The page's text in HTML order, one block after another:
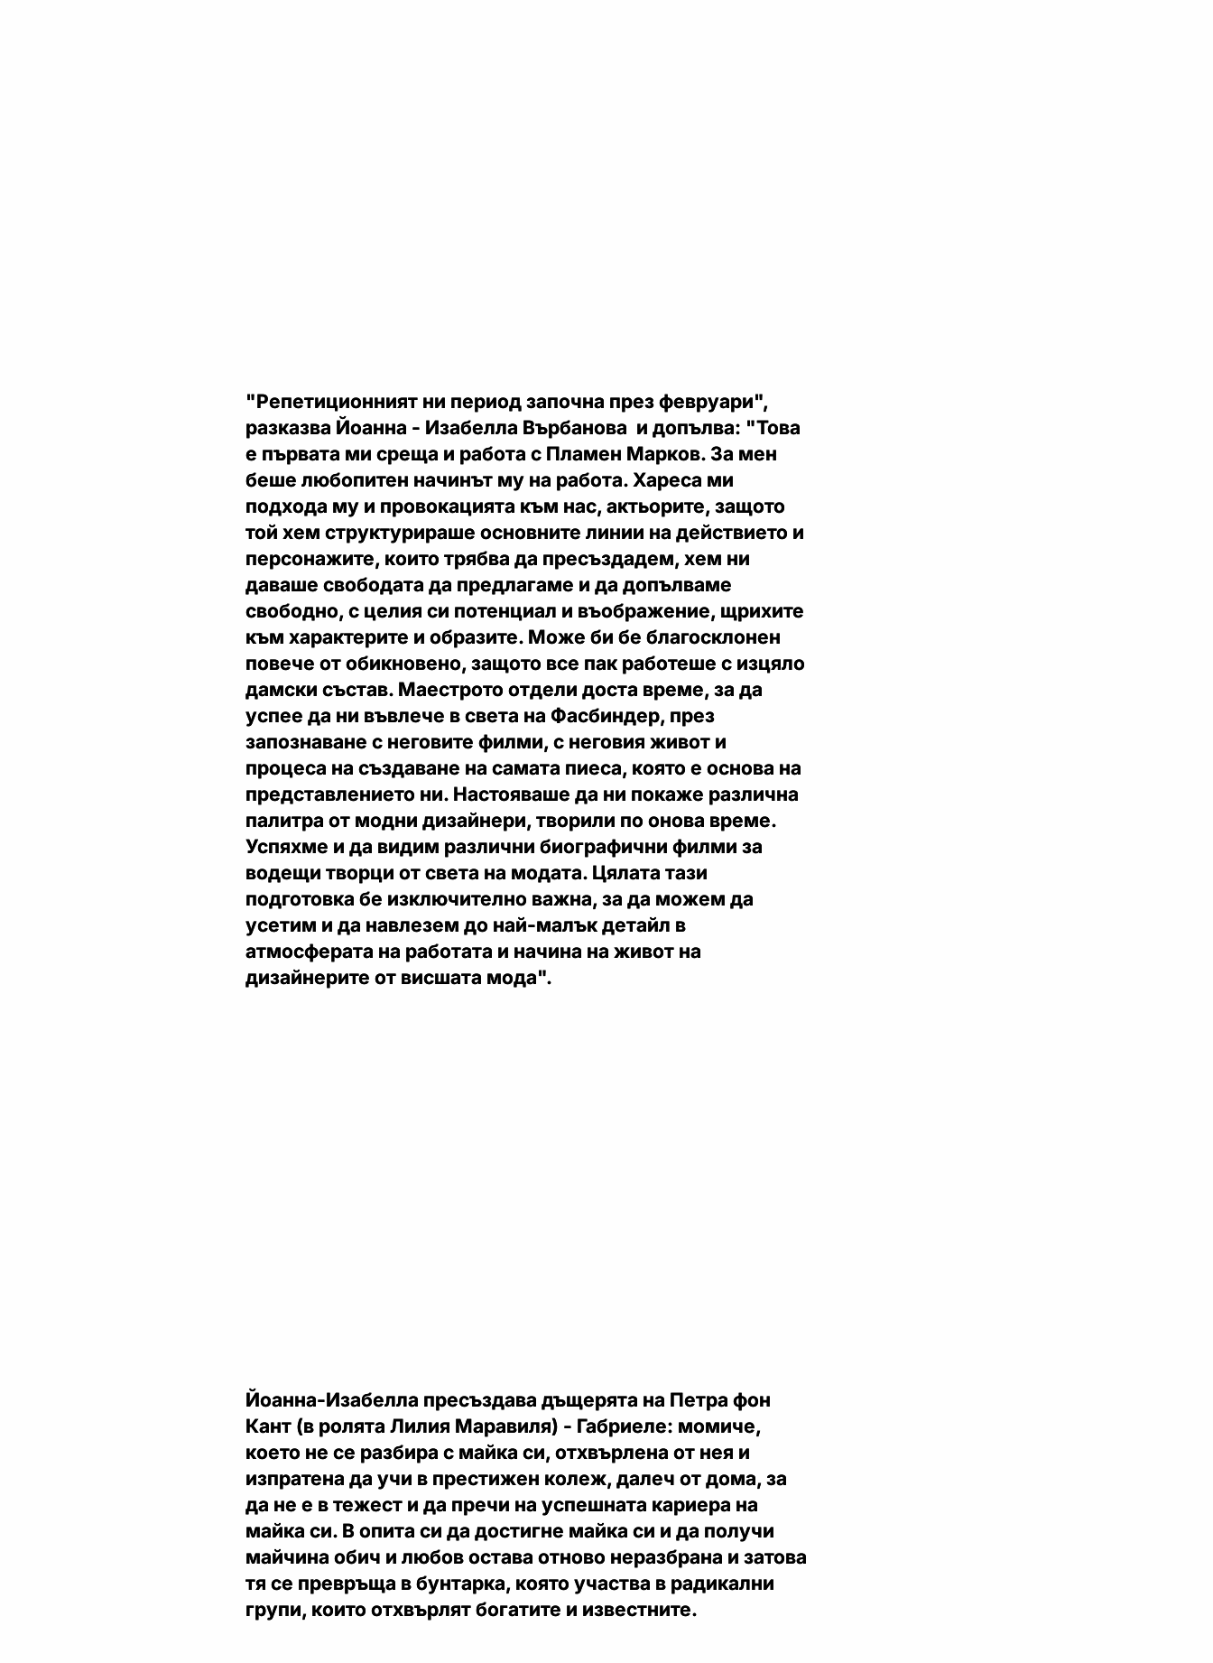
"Репетиционният ни период започна през февруари",
разказва Йоанна - Изабелла Върбанова и допълва: "Това
е първата ми среща и работа с Пламен Марков. За мен
беше любопитен начинът му на работа. Хареса ми
подхода му и провокацията към нас, актьорите, защото
той хем структурираше основните линии на действието и
персонажите, които трябва да пресъздадем, хем ни
даваше свободата да предлагаме и да допълваме
свободно, с целия си потенциал и въображение, щрихите
към характерите и образите. Може би бе благосклонен
повече от обикновено, защото все пак работеше с изцяло
дамски състав. Маестрото отдели доста време, за да
успее да ни въвлече в света на Фасбиндер, през
запознаване с неговите филми, с неговия живот и
процеса на създаване на самата пиеса, която е основа на
представлението ни. Настояваше да ни покаже различна
палитра от модни дизайнери, творили по онова време.
Успяхме и да видим различни биографични филми за
водещи творци от света на модата. Цялата тази
подготовка бе изключително важна, за да можем да
усетим и да навлезем до най-малък детайл в
атмосферата на работата и начина на живот на
дизайнерите от висшата мода".
Йоанна-Изабелла пресъздава дъщерята на Петра фон
Кант (в ролята Лилия Маравиля) - Габриеле: момиче,
което не се разбира с майка си, отхвърлена от нея и
изпратена да учи в престижен колеж, далеч от дома, за
да не е в тежест и да пречи на успешната кариера на
майка си. В опита си да достигне майка си и да получи
майчина обич и любов остава отново неразбрана и затова
тя се превръща в бунтарка, която участва в радикални
групи, които отхвърлят богатите и известните.